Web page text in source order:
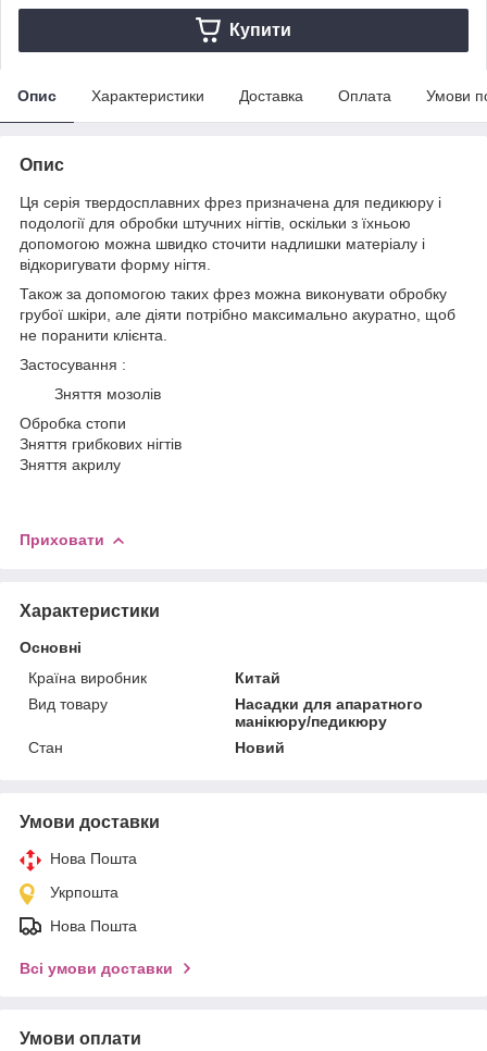
Купити
Опис Характеристики Доставка Оплата Умови
Опис
Ця серія твердосплавних фрез призначена для педикюру і
подології для обробки штучних нігтів, оскільки з їхньою
допомогою можна швидко сточити надлишки матеріалу і
відкоригувати форму нігтя.
Також за допомогою таких фрез можна виконувати обробку
грубої шкіри, але діяти потрібно максимально акуратно, щоб
не поранити клієнта.
Застосування :
Зняття мозолів
Обробка стопи
Зняття грибкових нігтів
Зняття акрилу
Приховати
Характеристики
Основні
Країна виробник
Китай
Вид товару
Насадки для апаратного
манікюру/педикюру
Стан
Новий
Умови доставки
Нова Пошта
Укрпошта
Нова Пошта
Всі умови доставки
Умови оплати